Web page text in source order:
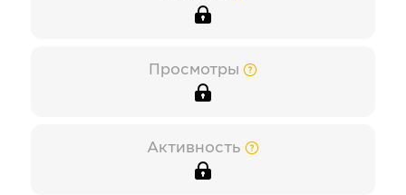
Просмотры
Активность